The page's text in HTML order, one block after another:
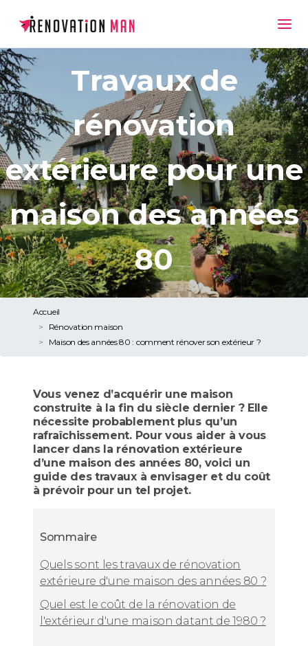
Travaux de
rénovation
extérieure pour une
maison des années
80
Accueil
Rénovation maison
Maison des années 80 : comment rénover son extérieur ?
Vous venez d’acquérir une maison
construite à la fin du siècle dernier ? Elle
nécessite probablement plus qu’un
rafraîchissement. Pour vous aider à vous
lancer dans la rénovation extérieure
d’une maison des années 80, voici un
guide des travaux à envisager et du coût
à prévoir pour un tel projet.
Sommaire
Quels sont les travaux de rénovation
extérieure d'une maison des années 80 ?
Quel est le coût de la rénovation de
l'extérieur d'une maison datant de 1980 ?